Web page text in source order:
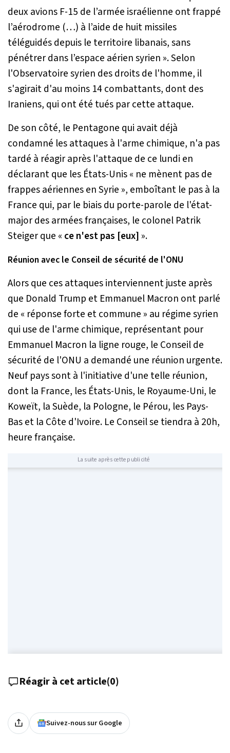
deux avions F-15 de l’armée israélienne ont frappé
l’aérodrome (…) à l’aide de huit missiles
téléguidés depuis le territoire libanais, sans
pénétrer dans l’espace aérien syrien ». Selon
l'Observatoire syrien des droits de l'homme, il
s'agirait d'au moins 14 combattants, dont des
Iraniens, qui ont été tués par cette attaque.
De son côté, le Pentagone qui avait déjà
condamné les attaques à l'arme chimique, n'a pas
tardé à réagir après l'attaque de ce lundi en
déclarant que les États-Unis « ne mènent pas de
frappes aériennes en Syrie », emboîtant le pas à la
France qui, par le biais du porte-parole de l'état-
major des armées françaises, le colonel Patrik
Steiger que « ce n'est pas [eux] ».
Réunion avec le Conseil de sécurité de l'ONU
Alors que ces attaques interviennent juste après
que Donald Trump et Emmanuel Macron ont parlé
de « réponse forte et commune » au régime syrien
qui use de l'arme chimique, représentant pour
Emmanuel Macron la ligne rouge, le Conseil de
sécurité de l'ONU a demandé une réunion urgente.
Neuf pays sont à l'initiative d'une telle réunion,
dont la France, les États-Unis, le Royaume-Uni, le
Koweït, la Suède, la Pologne, le Pérou, les Pays-
Bas et la Côte d'Ivoire. Le Conseil se tiendra à 20h,
heure française.
La suite après cette publicité
Réagir à cet article(0)
Suivez-nous sur Google